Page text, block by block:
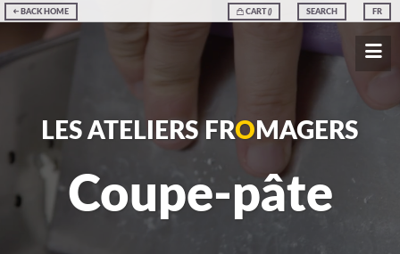
FR
SEARCH
CART ()
BACK HOME
LES ATELIERS FRO MAGERS
Coupe-pâte